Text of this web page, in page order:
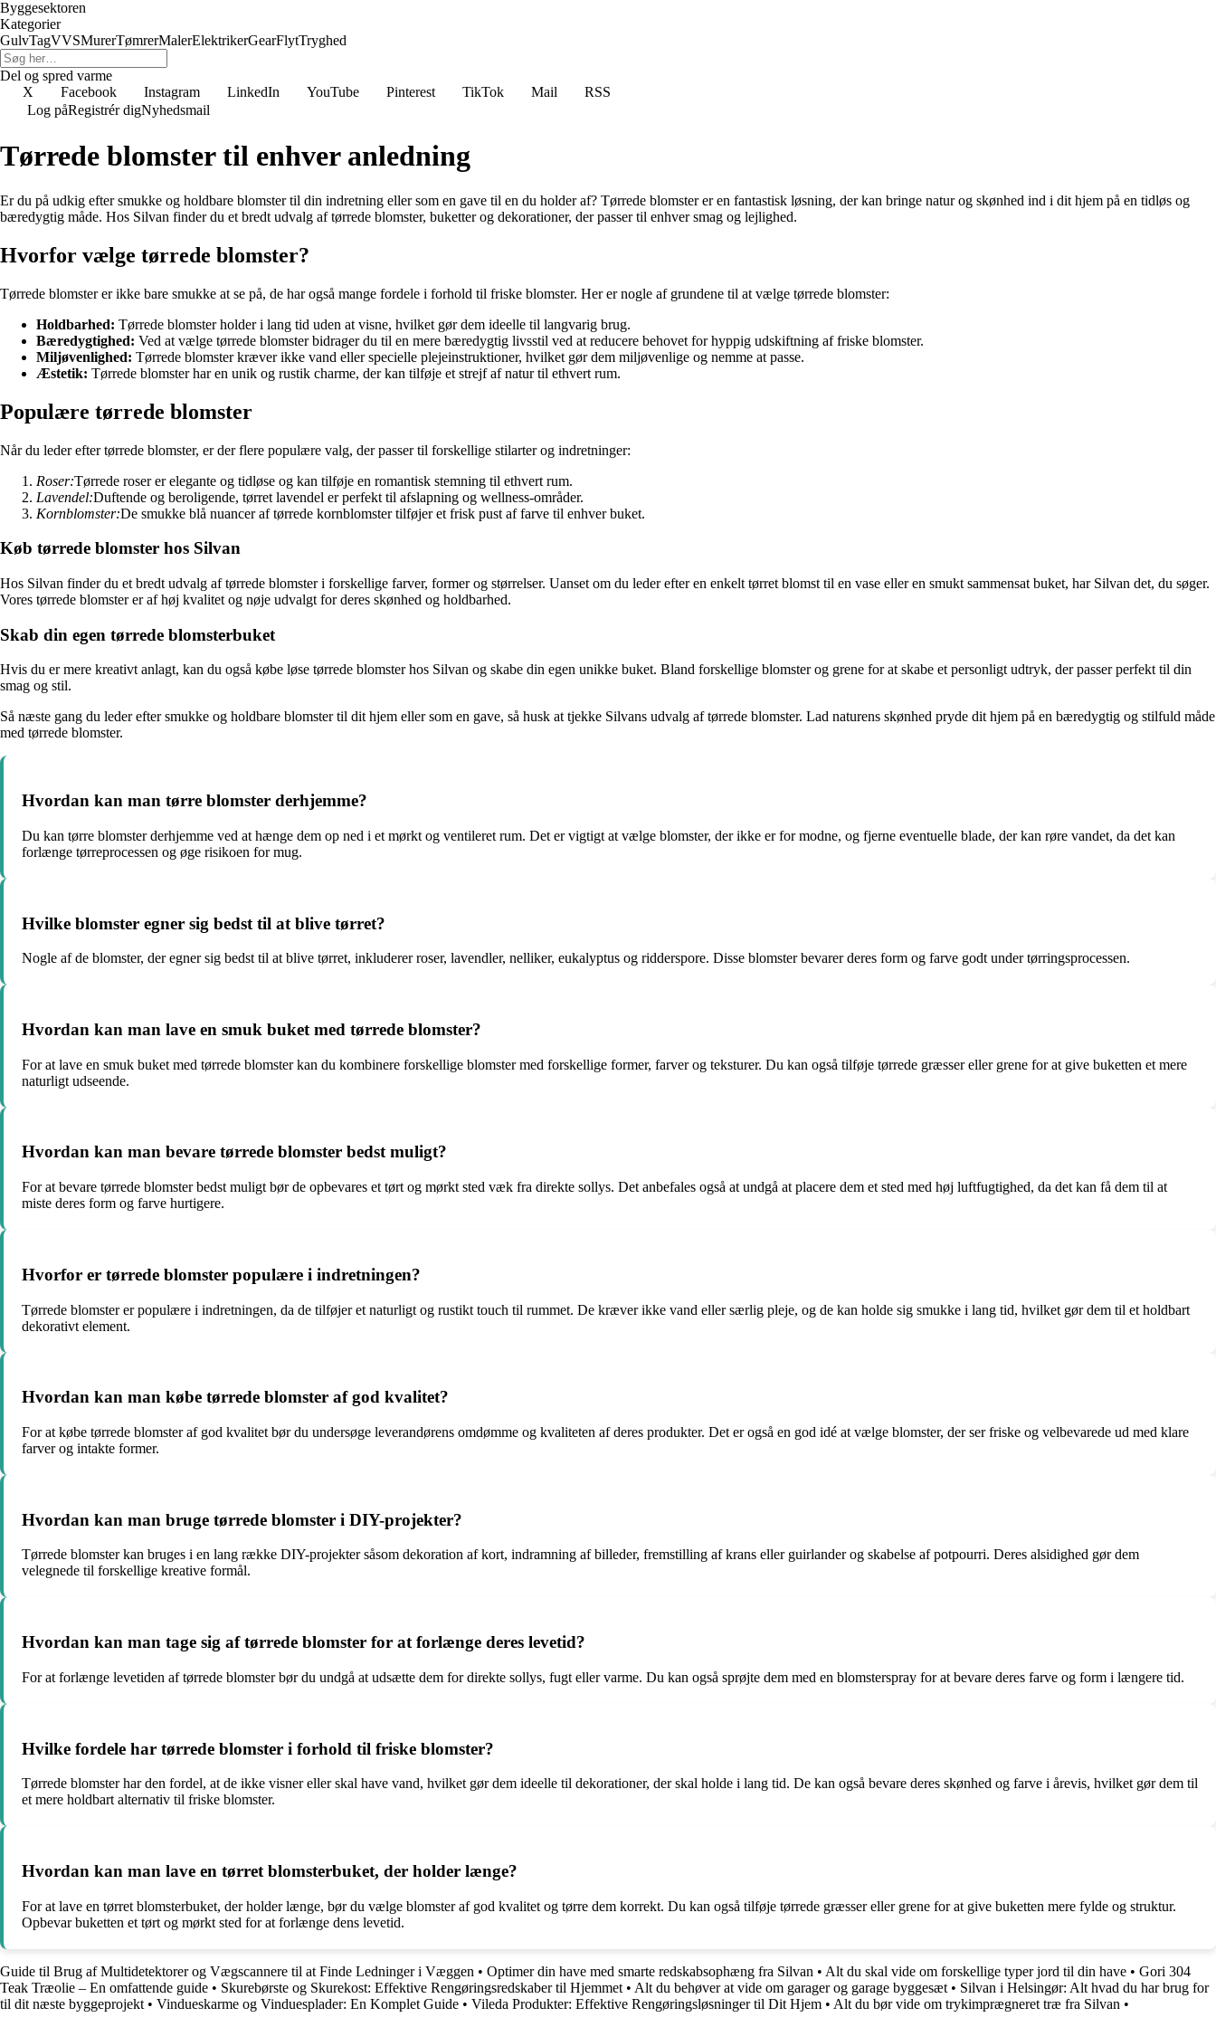
Byggesektoren
Kategorier
GulvTagVVSMurerTømrerMalerElektrikerGearFlytTryghed
Del og spred varme
X
Facebook Instagram LinkedIn YouTube Pinterest TikTok Mail
RSS
Log påRegistrér digNyhedsmail
Tørrede blomster til enhver anledning
Er du på udkig efter smukke og holdbare blomster til din indretning eller som en gave til en du holder af? Tørrede blomster er en fantastisk løsning, der kan bringe natur og skønhed ind i dit hjem på en tidløs og
bæredygtig måde. Hos Silvan finder du et bredt udvalg af tørrede blomster, buketter og dekorationer, der passer til enhver smag og lejlighed.
Hvorfor vælge tørrede blomster?
Tørrede blomster er ikke bare smukke at se på, de har også mange fordele i forhold til friske blomster. Her er nogle af grundene til at vælge tørrede blomster:
Holdbarhed: Tørrede blomster holder i lang tid uden at visne, hvilket gør dem ideelle til langvarig brug.
Bæredygtighed: Ved at vælge tørrede blomster bidrager du til en mere bæredygtig livsstil ved at reducere behovet for hyppig udskiftning af friske blomster.
Miljøvenlighed: Tørrede blomster kræver ikke vand eller specielle plejeinstruktioner, hvilket gør dem miljøvenlige og nemme at passe.
Æstetik: Tørrede blomster har en unik og rustik charme, der kan tilføje et strejf af natur til ethvert rum.
Populære tørrede blomster
Når du leder efter tørrede blomster, er der flere populære valg, der passer til forskellige stilarter og indretninger:
Roser:Tørrede roser er elegante og tidløse og kan tilføje en romantisk stemning til ethvert rum.
Lavendel:Duftende og beroligende, tørret lavendel er perfekt til afslapning og wellness-områder.
Kornblomster:De smukke blå nuancer af tørrede kornblomster tilføjer et frisk pust af farve til enhver buket.
Køb tørrede blomster hos Silvan
Hos Silvan finder du et bredt udvalg af tørrede blomster i forskellige farver, former og størrelser. Uanset om du leder efter en enkelt tørret blomst til en vase eller en smukt sammensat buket, har Silvan det, du søger.
Vores tørrede blomster er af høj kvalitet og nøje udvalgt for deres skønhed og holdbarhed.
Skab din egen tørrede blomsterbuket
Hvis du er mere kreativt anlagt, kan du også købe løse tørrede blomster hos Silvan og skabe din egen unikke buket. Bland forskellige blomster og grene for at skabe et personligt udtryk, der passer perfekt til din
smag og stil.
Så næste gang du leder efter smukke og holdbare blomster til dit hjem eller som en gave, så husk at tjekke Silvans udvalg af tørrede blomster. Lad naturens skønhed pryde dit hjem på en bæredygtig og stilfuld måde
med tørrede blomster.
Hvordan kan man tørre blomster derhjemme?
Du kan tørre blomster derhjemme ved at hænge dem op ned i et mørkt og ventileret rum. Det er vigtigt at vælge blomster, der ikke er for modne, og fjerne eventuelle blade, der kan røre vandet, da det kan
forlænge tørreprocessen og øge risikoen for mug.
Hvilke blomster egner sig bedst til at blive tørret?
Nogle af de blomster, der egner sig bedst til at blive tørret, inkluderer roser, lavendler, nelliker, eukalyptus og ridderspore. Disse blomster bevarer deres form og farve godt under tørringsprocessen.
Hvordan kan man lave en smuk buket med tørrede blomster?
For at lave en smuk buket med tørrede blomster kan du kombinere forskellige blomster med forskellige former, farver og teksturer. Du kan også tilføje tørrede græsser eller grene for at give buketten et mere
naturligt udseende.
Hvordan kan man bevare tørrede blomster bedst muligt?
For at bevare tørrede blomster bedst muligt bør de opbevares et tørt og mørkt sted væk fra direkte sollys. Det anbefales også at undgå at placere dem et sted med høj luftfugtighed, da det kan få dem til at
miste deres form og farve hurtigere.
Hvorfor er tørrede blomster populære i indretningen?
Tørrede blomster er populære i indretningen, da de tilføjer et naturligt og rustikt touch til rummet. De kræver ikke vand eller særlig pleje, og de kan holde sig smukke i lang tid, hvilket gør dem til et holdbart
dekorativt element.
Hvordan kan man købe tørrede blomster af god kvalitet?
For at købe tørrede blomster af god kvalitet bør du undersøge leverandørens omdømme og kvaliteten af deres produkter. Det er også en god idé at vælge blomster, der ser friske og velbevarede ud med klare
farver og intakte former.
Hvordan kan man bruge tørrede blomster i DIY-projekter?
Tørrede blomster kan bruges i en lang række DIY-projekter såsom dekoration af kort, indramning af billeder, fremstilling af krans eller guirlander og skabelse af potpourri. Deres alsidighed gør dem
velegnede til forskellige kreative formål.
Hvordan kan man tage sig af tørrede blomster for at forlænge deres levetid?
For at forlænge levetiden af tørrede blomster bør du undgå at udsætte dem for direkte sollys, fugt eller varme. Du kan også sprøjte dem med en blomsterspray for at bevare deres farve og form i længere tid.
Hvilke fordele har tørrede blomster i forhold til friske blomster?
Tørrede blomster har den fordel, at de ikke visner eller skal have vand, hvilket gør dem ideelle til dekorationer, der skal holde i lang tid. De kan også bevare deres skønhed og farve i årevis, hvilket gør dem til
et mere holdbart alternativ til friske blomster.
Hvordan kan man lave en tørret blomsterbuket, der holder længe?
For at lave en tørret blomsterbuket, der holder længe, bør du vælge blomster af god kvalitet og tørre dem korrekt. Du kan også tilføje tørrede græsser eller grene for at give buketten mere fylde og struktur.
Opbevar buketten et tørt og mørkt sted for at forlænge dens levetid.
Guide til Brug af Multidetektorer og Vægscannere til at Finde Ledninger i Væggen • Optimer din have med smarte redskabsophæng fra Silvan • Alt du skal vide om forskellige typer jord til din have • Gori 304
Teak Træolie – En omfattende guide • Skurebørste og Skurekost: Effektive Rengøringsredskaber til Hjemmet • Alt du behøver at vide om garager og garage byggesæt • Silvan i Helsingør: Alt hvad du har brug for
til dit næste byggeprojekt • Vindueskarme og Vinduesplader: En Komplet Guide • Vileda Produkter: Effektive Rengøringsløsninger til Dit Hjem • Alt du bør vide om trykimprægneret træ fra Silvan •